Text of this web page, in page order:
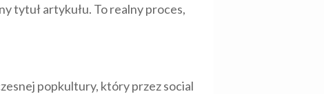
tytuł artykułu. To realny proces,
popkultury, który przez social